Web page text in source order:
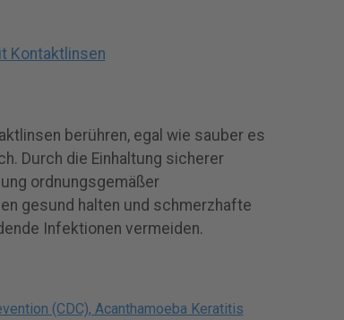
Kontaktlinsen
berühren, egal wie sauber es
Durch die Einhaltung sicherer
ordnungsgemäßer
gesund halten und schmerzhafte
Infektionen vermeiden.
(CDC), Acanthamoeba Keratitis